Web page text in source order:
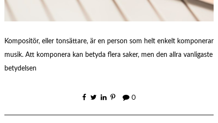
Kompositör, eller tonsättare, är en person som helt enkelt komponerar
musik. Att komponera kan betyda flera saker, men den allra vanligaste
betydelsen
0